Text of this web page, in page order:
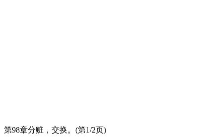
第98章分赃，交换。(第1/2页)